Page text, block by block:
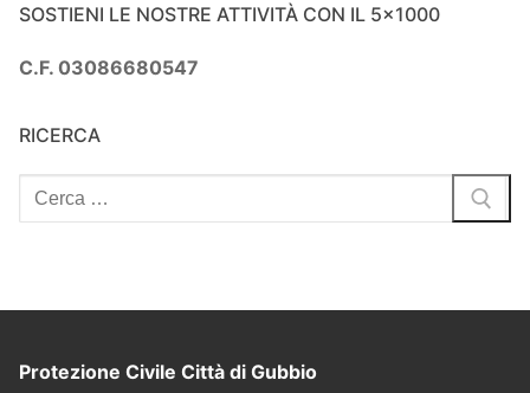
SOSTIENI LE NOSTRE ATTIVITÀ CON IL 5×1000
C.F. 03086680547
RICERCA
Protezione Civile Città di Gubbio